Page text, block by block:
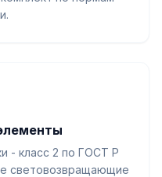
- класс 2 по ГОСТ Р
световозвращающие